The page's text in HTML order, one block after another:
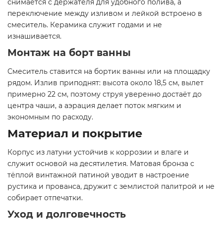
снимается с держателя для удобного полива, а
переключение между изливом и лейкой встроено в
смеситель. Керамика служит годами и не
изнашивается.
Монтаж на борт ванны
Смеситель ставится на бортик ванны или на площадку
рядом. Излив приподнят: высота около 18,5 см, вылет
примерно 22 см, поэтому струя уверенно достаёт до
центра чаши, а аэрация делает поток мягким и
экономным по расходу.
Материал и покрытие
Корпус из латуни устойчив к коррозии и влаге и
служит основой на десятилетия. Матовая бронза с
тёплой винтажной патиной уводит в настроение
рустика и прованса, дружит с землистой палитрой и не
собирает отпечатки.
Уход и долговечность